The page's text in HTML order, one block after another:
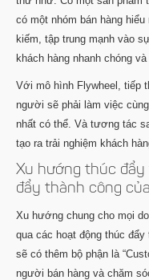
có một nhóm bán hàng
kiếm, tập trung mạnh vào
khách hàng nhanh chóng
Với mô hình Flywheel, tiếp
người sẽ phải làm việc
nhất có thể. Và tương tác
tạo ra trải nghiệm khách
Xu hướng thúc
đẩy thành công
Xu hướng chung cho mọi
qua các hoạt động thúc
sẽ có thêm bộ phận là
người bán hàng và chăm